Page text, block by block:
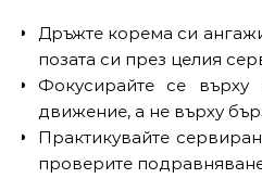
Дръжте корема си
позата си през целия
Фокусирайте се върху
движение, а не върху
Практикувайте
проверите